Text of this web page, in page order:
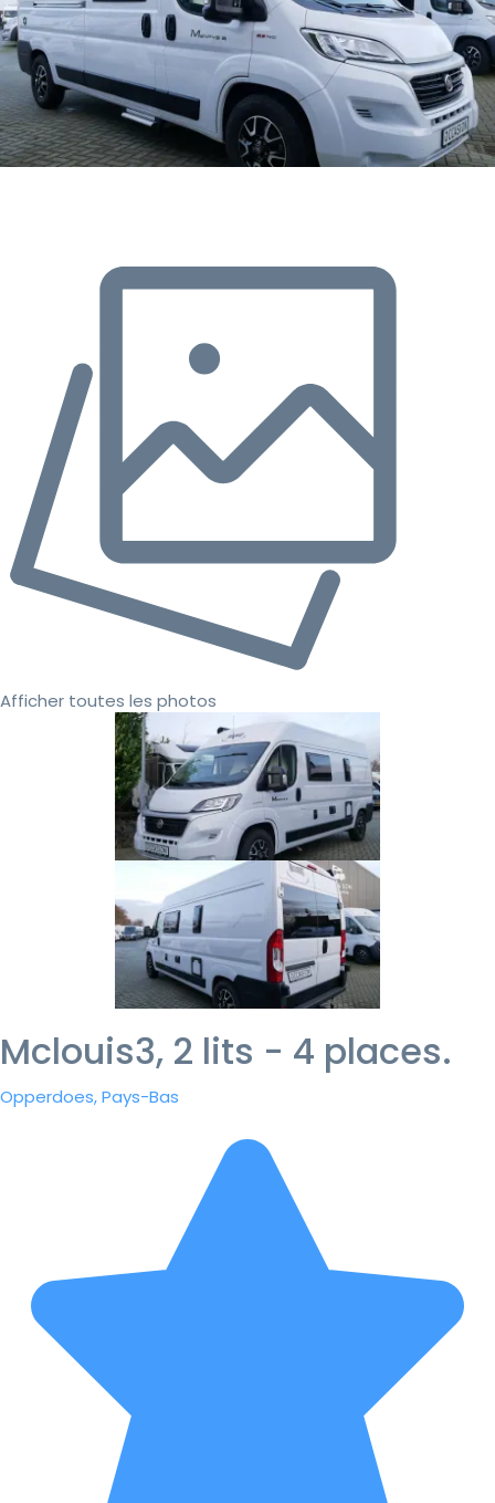
Afficher toutes les photos
Mclouis3, 2 lits - 4 places.
Opperdoes, Pays-Bas